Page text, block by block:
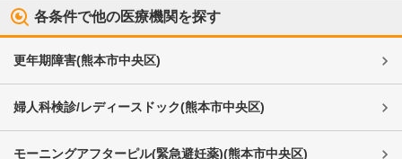
各条件で他の医療機関を探す
更年期障害(熊本市中央区)
婦人科検診/レディースドック(熊本市中央区)
モーニングアフターピル(緊急避妊薬)(熊本市中央区)